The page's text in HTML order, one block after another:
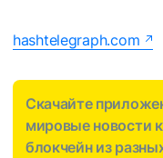
hashtelegraph.com
Скачайте
мировые новости
блокчейн из